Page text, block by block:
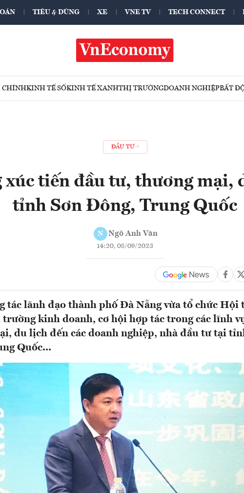
TIÊU & DÙNG XE VNE TV TECH CONNECT
CHÍNHKINH TẾ SỐKINH TẾ XANHTHỊ TRƯỜNGDOANH NGHIỆPBẤT
ĐẦU TƯ
xúc tiến đầu tư, thương mại,
tỉnh Sơn Đông, Trung Quốc
N Ngô Anh Văn
14:20, 08/09/2023
tác lãnh đạo thành phố Đà Nẵng vừa tổ chức Hội
kinh doanh, cơ hội hợp tác trong các lĩnh
du lịch đến các doanh nghiệp, nhà đầu tư tại
Quốc...